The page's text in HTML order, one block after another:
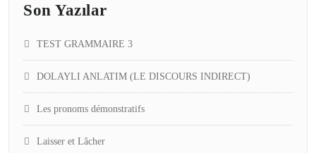
Son Yazılar
TEST GRAMMAIRE 3
DOLAYLI ANLATIM (LE DISCOURS INDIRECT)
Les pronoms démonstratifs
Laisser et Lâcher